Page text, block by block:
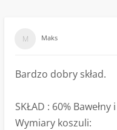
Maks
Bardzo dobry skład.
SKŁAD : 60%
Wymiary koszuli: